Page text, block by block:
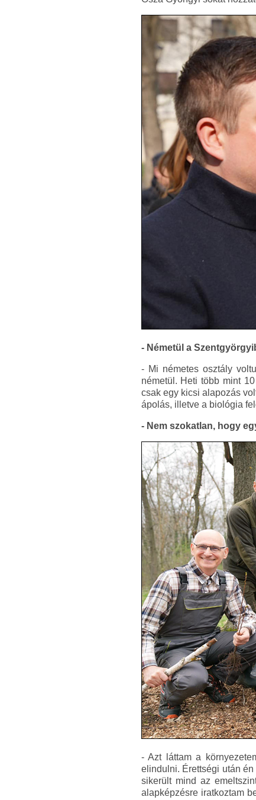
- Németül a
- Mi németes osztály
németül. Heti több mint
csak egy kicsi alapozás
ápolás, illetve a biológia
- Nem szokatlan, hogy
- Azt láttam a
elindulni. Érettségi után
sikerült mind az
alapképzésre iratkoztam